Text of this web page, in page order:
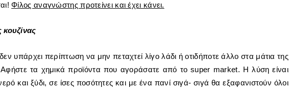
Φίλος αναγνώστης προτείνει και έχει κάνει.
κουζίνας
υπάρχει περίπτωση να μην πεταχτεί λίγο λάδι ή οτιδήποτε άλλο στα μάτια της
τα χημικά προϊόντα που αγοράσατε από το super market. Η λύση είναι
και ξύδι, σε ίσες ποσότητες και με ένα πανί σιγά- σιγά θα εξαφανιστούν όλοι